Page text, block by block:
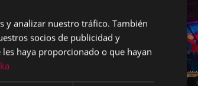
BASQUE
y analizar nuestro tráfico. También
socios de publicidad y
haya proporcionado o que hayan